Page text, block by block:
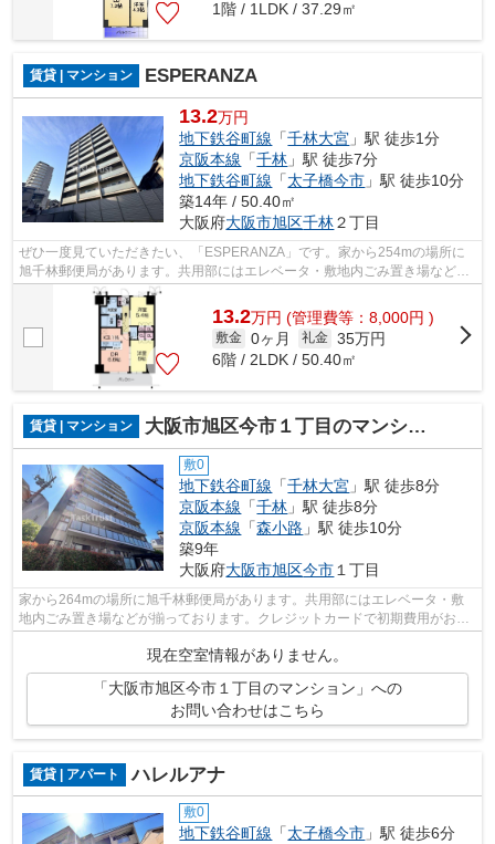
1階 / 1LDK / 37.29㎡
賃貸 | マンション ESPERANZA
13.2万円
地下鉄谷町線 「千林大宮 」駅 徒歩1分
京阪本線 「千林 」駅 徒歩7分
地下鉄谷町線 「太子橋今市 」駅 徒歩10分
築14年 / 50.40㎡
大阪府大阪市旭区千林２丁目
ぜひ一度見ていただきたい、「ESPERANZA」です。家から254mの場所に
旭千林郵便局があります。共用部にはエレベータ・敷地内ごみ置き場などが
揃っております。こちらのマンションでは初...
13.2万円 (管理費等：8,000円 )
敷金 0ヶ月 礼金 35万円
6階 / 2LDK / 50.40㎡
賃貸 | マンション 大阪市旭区今市１丁目のマンション
敷0
地下鉄谷町線 「千林大宮 」駅 徒歩8分
京阪本線 「千林 」駅 徒歩8分
京阪本線 「森小路 」駅 徒歩10分
築9年
大阪府大阪市旭区今市 １丁目
家から264mの場所に旭千林郵便局があります。共用部にはエレベータ・敷
地内ごみ置き場などが揃っております。クレジットカードで初期費用がお支
払いいただけるので、決済の手間が軽減...
現在空室情報がありません。
「大阪市旭区今市１丁目のマンション」への
お問い合わせはこちら
賃貸 | アパート ハレルアナ
敷0
地下鉄谷町線 「太子橋今市 」駅 徒歩6分